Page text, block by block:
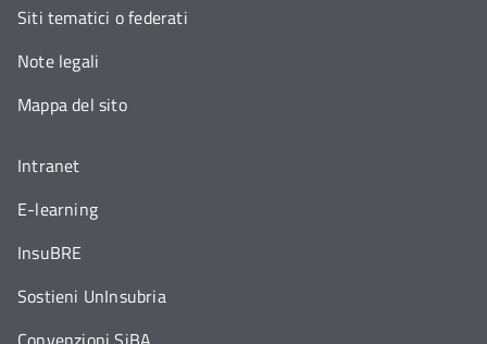
Siti tematici o federati
Note legali
Mappa del sito
Intranet
E-learning
InsuBRE
Sostieni UnInsubria